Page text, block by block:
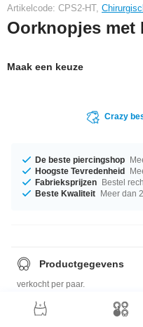
Artikelcode: CPS2-HT,
Oorknopjes met
Maak een keuze
Crazy
De beste piercingshop
Hoogste Tevredenheid
Fabrieksprijzen Bestel
Beste Kwaliteit Meer dan
Productgegevens
verkocht per paar.